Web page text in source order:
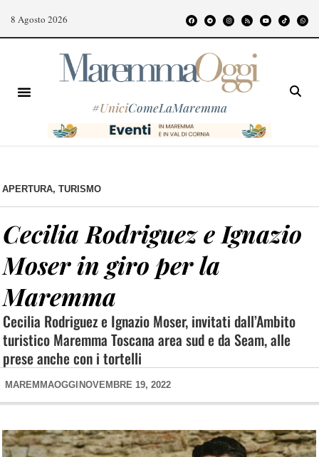
8 Agosto 2026
#UniciComeLaMaremma
APERTURA, TURISMO
Cecilia Rodriguez e Ignazio
Moser in giro per la
Maremma
Cecilia Rodriguez e Ignazio Moser, invitati dall’Ambito
turistico Maremma Toscana area sud e da Seam, alle
prese anche con i tortelli
MAREMMAOGGI NOVEMBRE 19, 2022